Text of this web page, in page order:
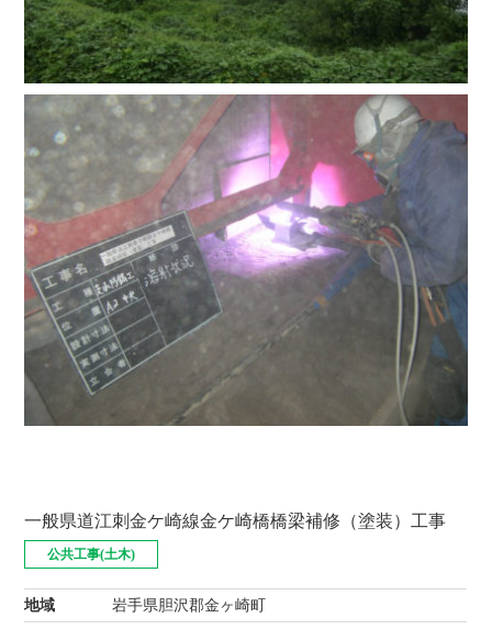
一般県道江刺金ケ崎線金ケ崎橋橋梁補修（塗装）工事
公共工事(土木)
地域
岩手県胆沢郡金ヶ崎町